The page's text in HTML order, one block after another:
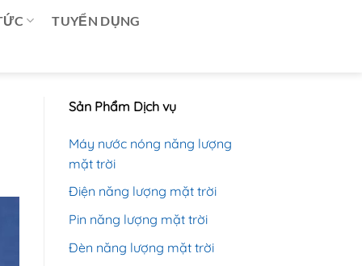
TUYỂN DỤNG
Sản Phẩm Dịch vụ
Máy nước nóng năng lượng
mặt trời
Điện năng lượng mặt trời
Pin năng lượng mặt trời
Đèn năng lượng mặt trời